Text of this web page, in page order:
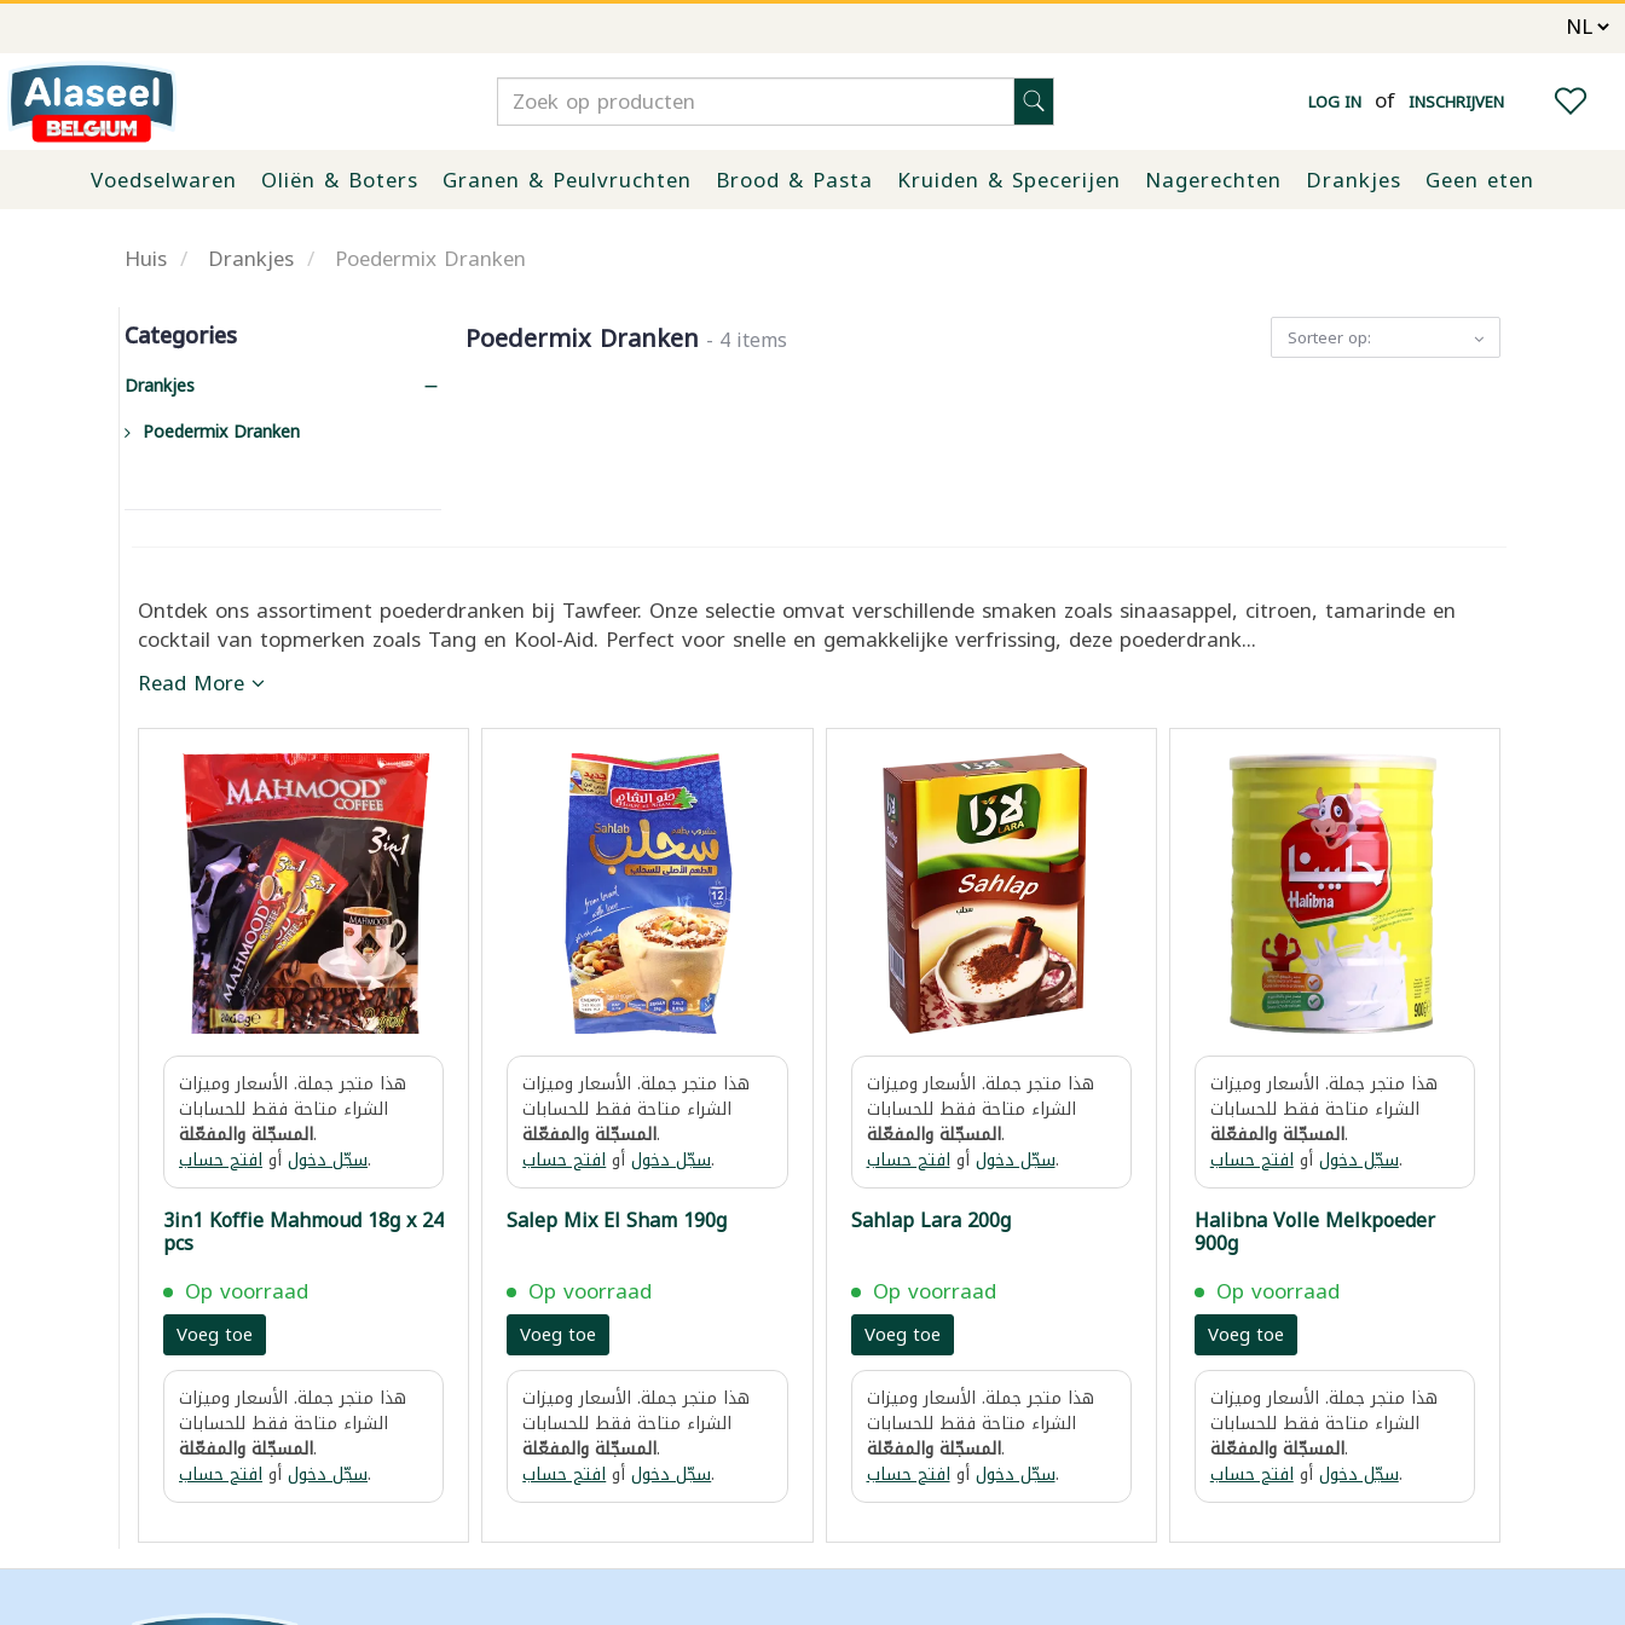
LOG IN of INSCHRIJVEN
Voedselwaren Oliën & Boters Granen & Peulvruchten Brood & Pasta Kruiden & Specerijen Nagerechten Drankjes Geen eten
Huis Drankjes Poedermix Dranken
Categories
Drankjes
Poedermix Dranken
Poedermix Dranken - 4 items Sorteer op:
Ontdek ons assortiment poederdranken bij Tawfeer. Onze selectie omvat verschillende smaken zoals sinaasappel, citroen, tamarinde en
cocktail van topmerken zoals Tang en Kool-Aid. Perfect voor snelle en gemakkelijke verfrissing, deze poederdrank...
Read More
هذا متجر جملة. الأسعار وميزات
الشراء متاحة فقط للحسابات
المسجّلة والمفعّلة.
سجّل دخولأوافتح حساب .
3in1 Koffie Mahmoud 18g x 24
pcs
Op voorraad
Voeg toe
هذا متجر جملة. الأسعار وميزات
الشراء متاحة فقط للحسابات
المسجّلة والمفعّلة.
سجّل دخولأوافتح حساب .
هذا متجر جملة. الأسعار وميزات
الشراء متاحة فقط للحسابات
المسجّلة والمفعّلة.
سجّل دخولأوافتح حساب .
Salep Mix El Sham 190g
Op voorraad
Voeg toe
هذا متجر جملة. الأسعار وميزات
الشراء متاحة فقط للحسابات
المسجّلة والمفعّلة.
سجّل دخولأوافتح حساب .
هذا متجر جملة. الأسعار وميزات
الشراء متاحة فقط للحسابات
المسجّلة والمفعّلة.
سجّل دخولأوافتح حساب .
Sahlap Lara 200g
Op voorraad
Voeg toe
هذا متجر جملة. الأسعار وميزات
الشراء متاحة فقط للحسابات
المسجّلة والمفعّلة.
سجّل دخولأوافتح حساب .
هذا متجر جملة. الأسعار وميزات
الشراء متاحة فقط للحسابات
المسجّلة والمفعّلة.
سجّل دخولأوافتح حساب .
Halibna Volle Melkpoeder
900g
Op voorraad
Voeg toe
هذا متجر جملة. الأسعار وميزات
الشراء متاحة فقط للحسابات
المسجّلة والمفعّلة.
سجّل دخولأوافتح حساب .